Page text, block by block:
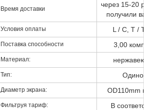
Время доставки
через 15-20
получили
Условия оплаты L / C, T /
Поставка способности 3,00
Материал:
Тип:
Диаметр экрана: OD110mm
Фильтруя тариф: В